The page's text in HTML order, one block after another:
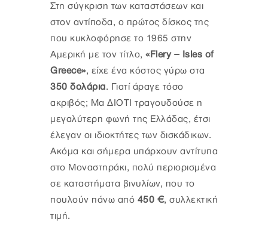
Στη σύγκριση των καταστάσεων και
στον αντίποδα, ο πρώτος δίσκος της
που κυκλοφόρησε το 1965 στην
Αμερική με τον τίτλο, «Flery – Isles of
Greece», είχε ένα κόστος γύρω στα
350 δολάρια. Γιατί άραγε τόσο
ακριβός; Μα ΔΙΟΤΙ τραγουδούσε η
μεγαλύτερη φωνή της Ελλάδας, έτσι
έλεγαν οι ιδιοκτήτες των δισκάδικων.
Ακόμα και σήμερα υπάρχουν αντίτυπα
στο Μοναστηράκι, πολύ περιορισμένα
σε καταστήματα βινυλίων, που το
πουλούν πάνω από 450 €, συλλεκτική
τιμή.